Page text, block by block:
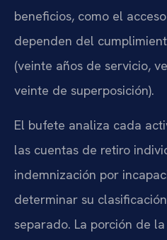
beneficios, como el
dependen del
(veinte años de servicio,
veinte de superposición).
El bufete analiza cada
las cuentas de retiro
indemnización por
determinar su
separado. La porción de